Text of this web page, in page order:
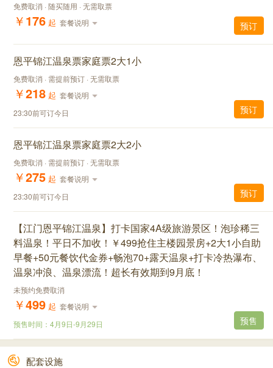
免费取消 · 随买随用 · 无需取票
￥176 起 套餐说明 预订
恩平锦江温泉票家庭票2大1小
免费取消 · 需提前预订 · 无需取票
￥218 起 套餐说明
23:30前可订今日
预订
恩平锦江温泉票家庭票2大2小
免费取消 · 需提前预订 · 无需取票
￥275 起 套餐说明
23:30前可订今日
预订
【江门恩平锦江温泉】打卡国家4A级旅游景区！泡珍稀三
料温泉！平日不加收！￥499抢住主楼园景房+2大1小自助
早餐+50元餐饮代金券+畅泡70+露天温泉+打卡冷热瀑布、
温泉冲浪、温泉漂流！超长有效期到9月底！
未预约免费取消
￥499 起 套餐说明
预售时间：4月9日-9月29日 预售
配套设施